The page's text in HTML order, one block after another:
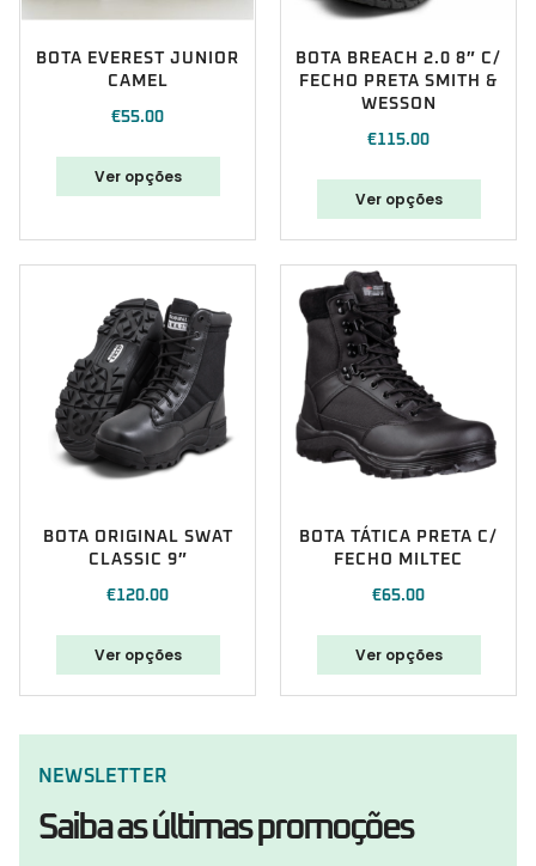
BOTA EVEREST JUNIOR
CAMEL
€55.00
Ver opções
BOTA BREACH 2.0 8″ C/
FECHO PRETA SMITH &
WESSON
€115.00
Ver opções
BOTA ORIGINAL SWAT
CLASSIC 9″
€120.00
Ver opções
BOTA TÁTICA PRETA C/
FECHO MILTEC
€65.00
Ver opções
NEWSLETTER
Saiba as últimas promoções